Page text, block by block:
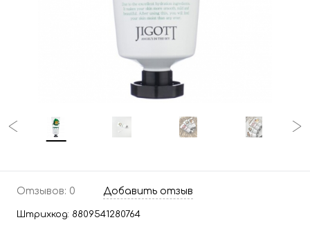
Отзывов: 0 Добавить отзыв
Штрихкод: 8809541280764